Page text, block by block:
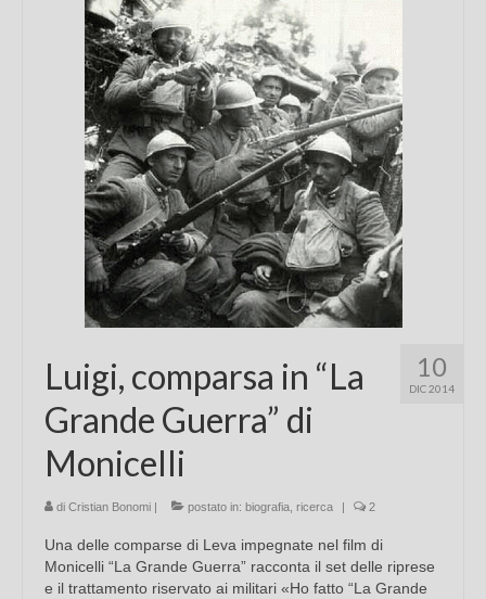
Chi sono
Contatti
10
DIC 2014
Luigi, comparsa in “La
Grande Guerra” di
Monicelli
di Cristian Bonomi | postato in: biografia ricerca | 2
Una delle comparse di Leva impegnate nel film di
Monicelli “La Grande Guerra” racconta il set delle riprese
e il trattamento riservato ai militari «Ho fatto “La Grande